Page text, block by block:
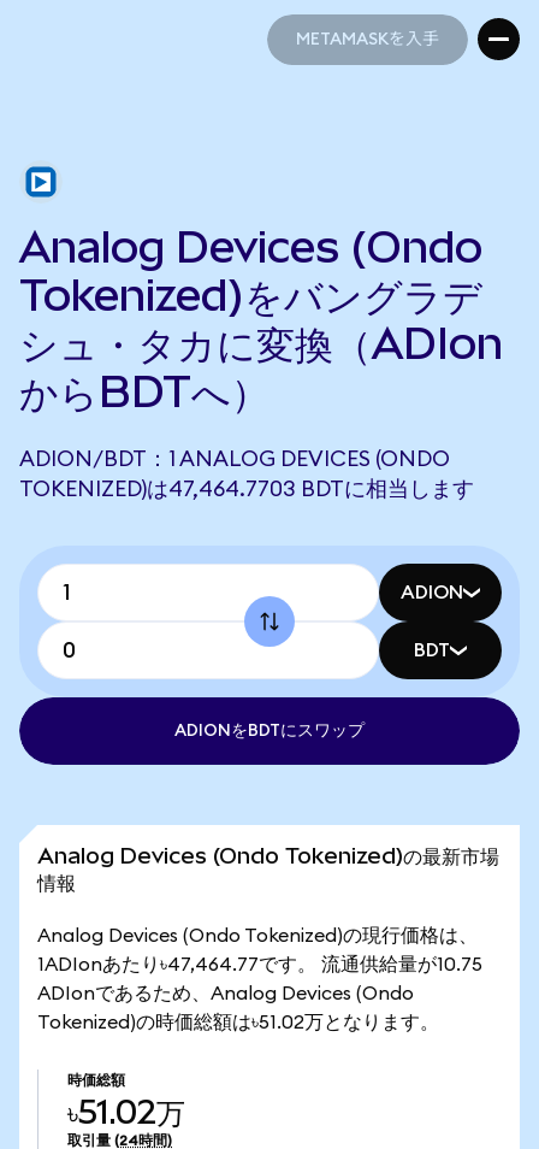
METAMASKを入手
Analog Devices (Ondo
Tokenized)をバングラデ
シュ・タカに変換（ADIon
からBDTへ）
ADION/BDT：1 ANALOG DEVICES (ONDO
TOKENIZED)は47,464.7703 BDTに相当します
ADION
BDT
ADIONをBDTにスワップ
Analog Devices (Ondo Tokenized)の最新市場
情報
Analog Devices (Ondo Tokenized)の現行価格は、
1ADIonあたり৳47,464.77です。 流通供給量が10.75
ADIonであるため、Analog Devices (Ondo
Tokenized)の時価総額は৳51.02万となります。
時価総額
৳51.02万
取引量 (24時間)